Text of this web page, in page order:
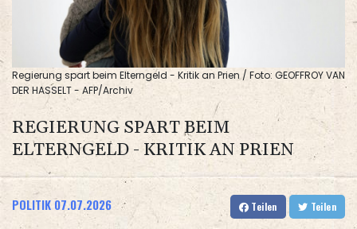
Regierung spart beim Elterngeld - Kritik an Prien / Foto: GEOFFROY VAN
DER HASSELT - AFP/Archiv
REGIERUNG SPART BEIM
ELTERNGELD - KRITIK AN PRIEN
POLITIK 07.07.2026 Teilen Teilen